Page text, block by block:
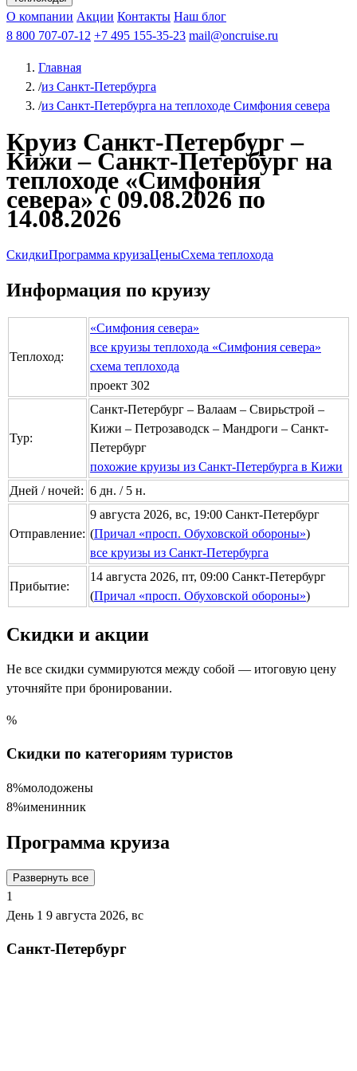
Чебоксарыиз Волгоградаиз Саратова Все города
КазаньВ Нижний НовгородВ ПермьВ Ростов-на-Дону
РыбинскНа СоловкиНа ВалаамПо ОкеПо Енисею
Афанасий Никитин Октябрьская революция
ФединАлександр СвешниковИван
МироновА.С.Попов
О компании Акции Контакты Наш блог
8 800 707-07-12 +7 495 155-35-23 mail@oncruise.ru
Главная
/из Санкт-Петербурга
/из Санкт-Петербурга на теплоходе Симфония севера
Круиз Санкт-Петербург –
Кижи – Санкт-Петербург на
теплоходе «Симфония
севера» с 09.08.2026 по
14.08.2026
СкидкиПрограмма круизаЦеныСхема теплохода
Информация по круизу
Теплоход:
«Симфония севера»
все круизы теплохода «Симфония севера»
схема теплохода
проект 302
Тур:
Санкт-Петербург – Валаам – Свирьстрой –
Кижи – Петрозаводск – Мандроги – Санкт-
Петербург
похожие круизы из Санкт-Петербурга в Кижи
Дней / ночей: 6 дн. / 5 н.
Отправление:
9 августа 2026, вс, 19:00 Санкт-Петербург
(Причал «просп. Обуховской обороны»)
все круизы из Санкт-Петербурга
Прибытие:
14 августа 2026, пт, 09:00 Санкт-Петербург
(Причал «просп. Обуховской обороны»)
Скидки и акции
Не все скидки суммируются между собой — итоговую цену
уточняйте при бронировании.
%
Скидки по категориям туристов
8%молодожены
8%именинник
Программа круиза
Развернуть все
1
День 1 9 августа 2026, вс
Санкт-Петербург